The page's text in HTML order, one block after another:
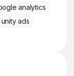
analytics
unity ads